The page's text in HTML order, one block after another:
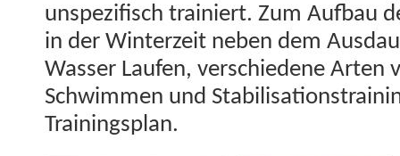
unspez­i­fisch trainiert. Zum Auf­bau
in der Win­terzeit neben dem
Wass­er Laufen, ver­schiedene Arten
Schwim­men und
Trainingsplan.